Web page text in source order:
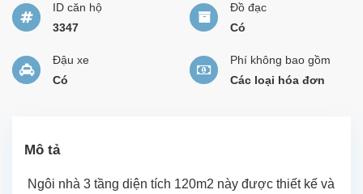
ID căn hộ
3347
Đồ đạc
Có
Đậu xe
Có
Phí không bao gồm
Các loại hóa đơn
Mô tả
Ngôi nhà 3 tầng diện tích 120m2 này được thiết kế và